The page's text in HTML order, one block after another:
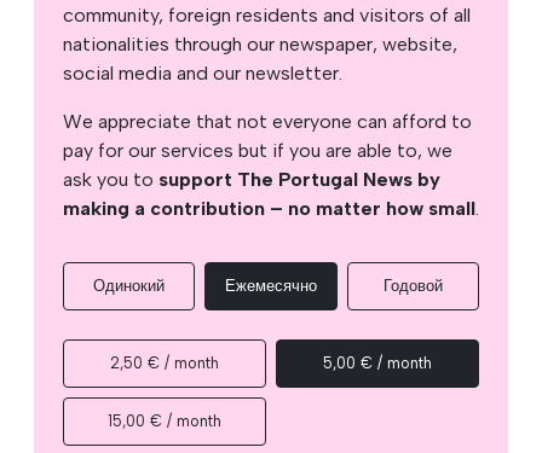
community, foreign residents and visitors of all
nationalities through our newspaper, website,
social media and our newsletter.
We appreciate that not everyone can afford to
pay for our services but if you are able to, we
ask you to support The Portugal News by
making a contribution – no matter how small.
Одинокий Ежемесячно Годовой
2,50 € / month 5,00 € / month
15,00 € / month